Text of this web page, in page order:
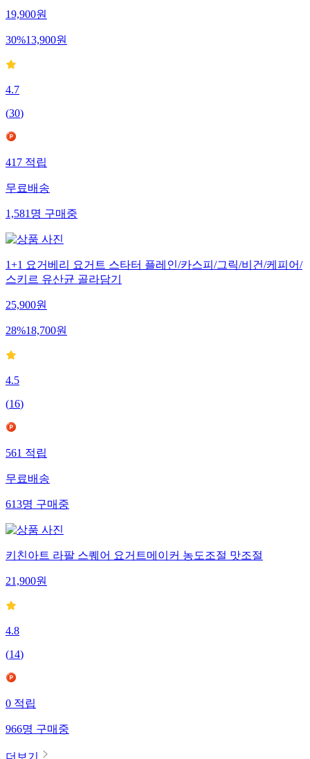
19,900원
30%13,900원
4.7
(30)
417적립
무료배송
1,581명구매중
1+1 요거베리 요거트 스타터 플레인/카스피/그릭/비건/케피어/
스키르 유산균 골라담기
25,900원
28%18,700원
4.5
(16)
561적립
무료배송
613명구매중
키친아트 라팔 스퀘어 요거트메이커 농도조절 맛조절
21,900원
4.8
(14)
0적립
966명구매중